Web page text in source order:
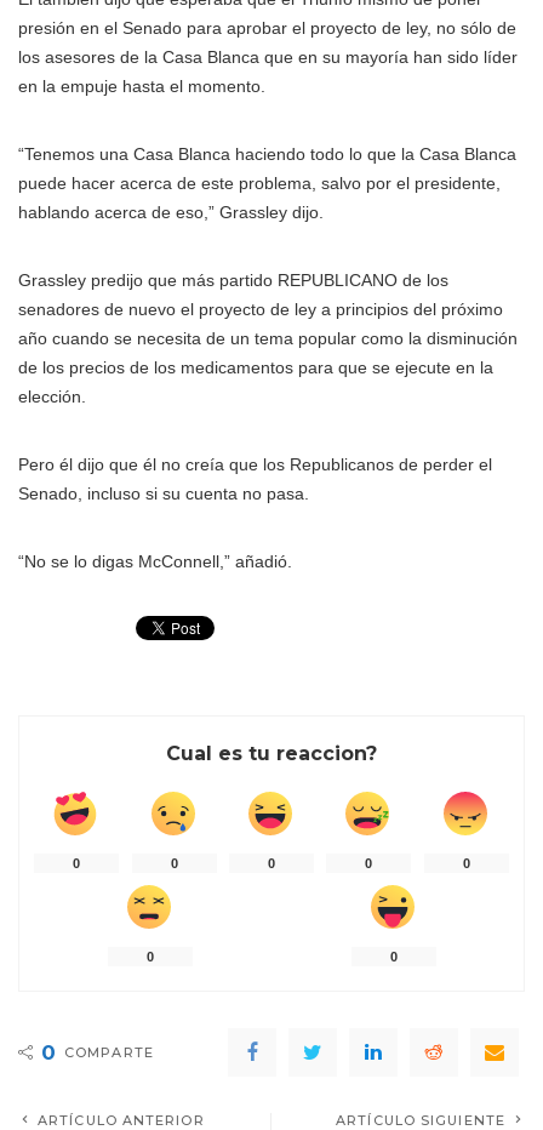
presión en el Senado para aprobar el proyecto de ley, no sólo de
los asesores de la Casa Blanca que en su mayoría han sido líder
en la empuje hasta el momento.
“Tenemos una Casa Blanca haciendo todo lo que la Casa Blanca
puede hacer acerca de este problema, salvo por el presidente,
hablando acerca de eso,” Grassley dijo.
Grassley predijo que más partido REPUBLICANO de los
senadores de nuevo el proyecto de ley a principios del próximo
año cuando se necesita de un tema popular como la disminución
de los precios de los medicamentos para que se ejecute en la
elección.
Pero él dijo que él no creía que los Republicanos de perder el
Senado, incluso si su cuenta no pasa.
“No se lo digas McConnell,” añadió.
Cual es tu reaccion?
0 0 0 0 0
0 0
0 COMPARTE
ARTÍCULO ANTERIOR ARTÍCULO SIGUIENTE